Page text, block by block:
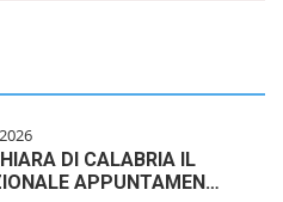
DI CALABRIA IL
APPUNTAMEN…